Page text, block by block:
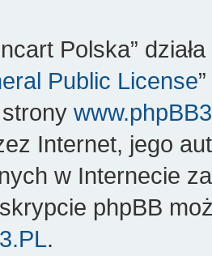
Polska”
Public License
Internet, jego
w Internecie
phpBB
.